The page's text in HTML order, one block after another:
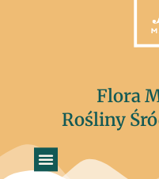
Flora
Rośliny